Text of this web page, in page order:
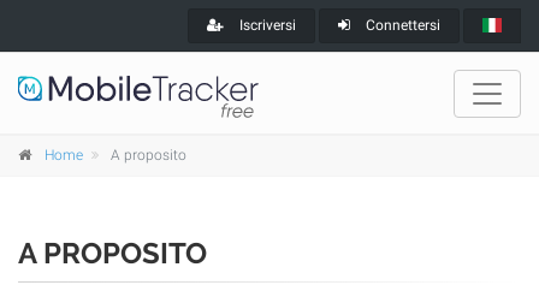
Iscriversi Connettersi
Home A proposito
A PROPOSITO